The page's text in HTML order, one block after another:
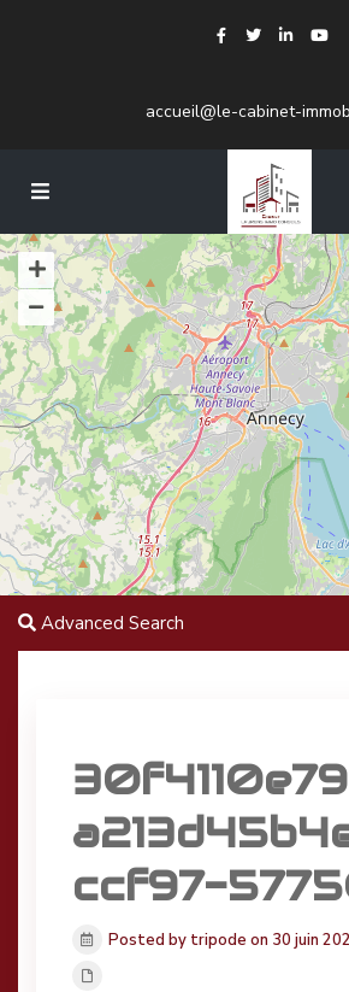
accueil@le-cabinet-
Advanced Search
ccf97-
Posted by tripode on 30 juin